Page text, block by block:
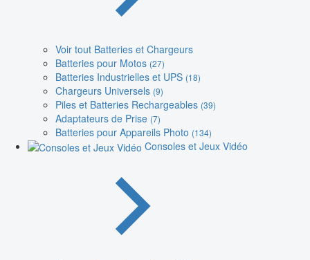
Voir tout Batteries et Chargeurs
Batteries pour Motos (27)
Batteries Industrielles et UPS (18)
Chargeurs Universels (9)
Piles et Batteries Rechargeables (39)
Adaptateurs de Prise (7)
Batteries pour Appareils Photo (134)
Consoles et Jeux Vidéo